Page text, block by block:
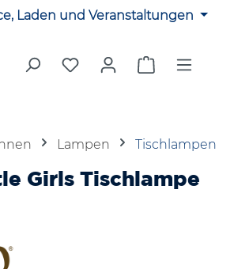
Laden und Veranstaltungen
Du hast 0 Produkte auf
Warenkorb
Lampen Tischlampen
Girls Tischlampe